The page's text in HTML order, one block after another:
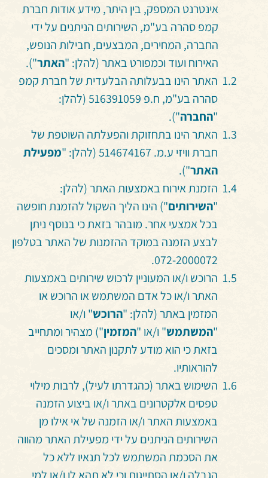
אינטרנט המספק, בין היתר, מידע אודות חברת
קמפ סהרה בע"מ, השירותים הניתנים על ידי
החברה, המחירים, המבצעים, חבילות הנופש,
האירוח ועוד וכמפורט באתר (להלן: "האתר").
האתר הינו בבעלותה הבלעדית של חברת קמפ
סהרה בע"מ, ח.פ 516391059 (להלן:
"החברה").
האתר הינו בתחזוקת והפעלתה השוטפת של
חברת וויזי ע.מ. 514674167(להלן: "מפעילת
האתר").
הזמנת אירוח באמצעות האתר (להלן:
"השירותים") הינו הליך השקול להזמנת חופשה
בכל אמצעי אחר. מובהר בזאת כי בנוסף ניתן
לבצע הזמנה במוקד ההזמנות של האתר בטלפון
072-2000072.
הרוכש ו/או המעוניין לרכוש שירותים באמצעות
האתר ו/או כל אדם המשתמש או הרוכש או
המזמין באתר (להלן: "הרוכש" ו/או
"המשתמש" ו/או "המזמין") מצהיר ומתחייב
בזאת כי הוא מודע לתקנון האתר ומסכים
להוראותיו.
השימוש באתר (כהגדרתו לעיל), לרבות מילוי
טפסים אלקטרונים באתר ו/או ביצוע הזמנה
באמצעות האתר ו/או הזמנה של אי אילו מן
השירותים הניתנים על ידי מפעילת האתר מהווה
את הסכמת המשתמש לכל תנאיו ללא כל
הגבלה ו/או הסתייגות וכי לא תהא לו ו/או למי